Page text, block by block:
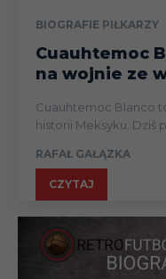
BIOGRAFIE PIŁKARZY
Cuauhtemoc
na wojnie ze
Cuauhtemoc Blanco
historii Meksyku. Dziś
RAFAŁ GAŁĄZKA
CZYTAJ